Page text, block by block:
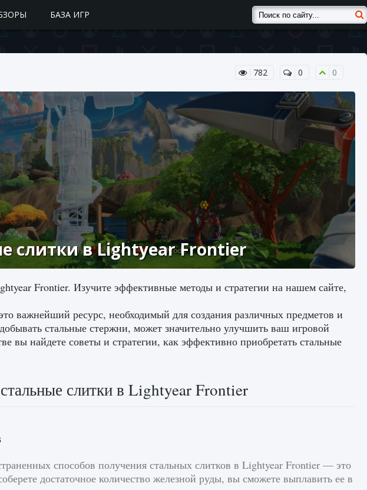
БАЗА ИГР
782 0 0
слитки в Lightyear Frontier
Frontier. Изучите эффективные методы и стратегии на нашем сайте,
важнейший ресурс, необходимый для создания различных предметов и
стальные стержни, может значительно улучшить ваш игровой
вы найдете советы и стратегии, как эффективно приобретать стальные
слитки в Lightyear Frontier
способов получения стальных слитков в Lightyear Frontier — это
достаточное количество железной руды, вы сможете выплавить ее в